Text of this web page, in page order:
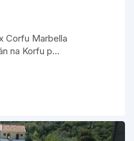
Corfu Marbella
na Korfu p...